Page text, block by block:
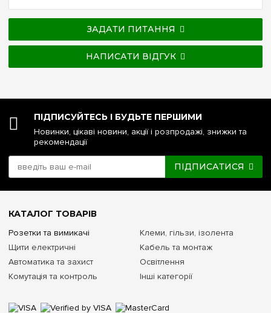
ЗАДАТИ ПИТАННЯ
НАПИСАТИ ВІДГУК
ПІДПИСУЙТЕСЬ І БУДЬТЕ ПЕРШИМИ
Новинки, цікаві новини, акції і розпродажі, знижки та
рекомендації
ПІДПИСАТИСЯ
КАТАЛОГ ТОВАРІВ
Розетки та вимикачі
Щити електричні
Автоматика та захист
Комутація та контроль
Клеми, гільзи, ізолента
Кабель та монтаж
Освітлення
Інші категорії